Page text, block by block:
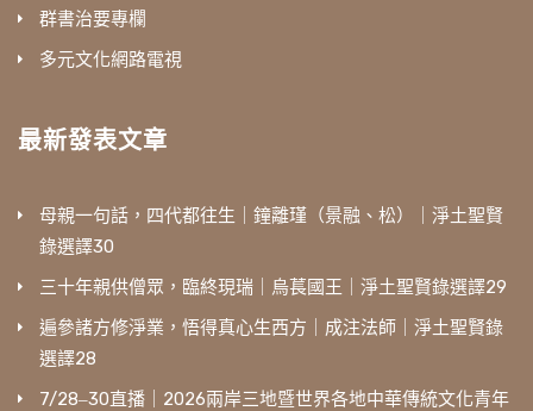
群書治要專欄
多元文化網路電視
最新發表文章
母親一句話，四代都往生｜鐘離瑾（景融、松）｜淨土聖賢
錄選譯30
三十年親供僧眾，臨終現瑞｜烏萇國王｜淨土聖賢錄選譯29
遍參諸方修淨業，悟得真心生西方｜成注法師｜淨土聖賢錄
選譯28
7/28‒30直播｜2026兩岸三地暨世界各地中華傳統文化青年